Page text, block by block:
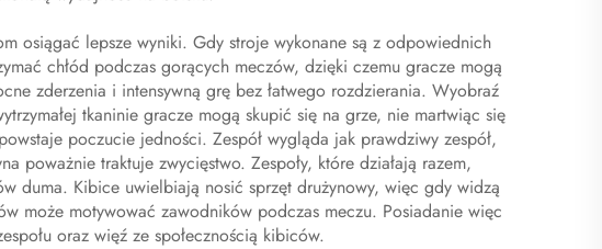
osiągać lepsze wyniki. Gdy stroje wykonane są z odpowiednich
chłód podczas gorących meczów, dzięki czemu gracze mogą
zderzenia i intensywną grę bez łatwego rozdzierania. Wyobraź
tkaninie gracze mogą skupić się na grze, nie martwiąc się
poczucie jedności. Zespół wygląda jak prawdziwy zespół,
poważnie traktuje zwycięstwo. Zespoły, które działają razem,
duma. Kibice uwielbiają nosić sprzęt drużynowy, więc gdy widzą
może motywować zawodników podczas meczu. Posiadanie więc
oraz więź ze społecznością kibiców.